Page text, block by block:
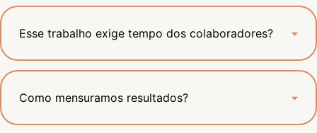
Esse trabalho exige tempo dos colaboradores?
Como mensuramos resultados?